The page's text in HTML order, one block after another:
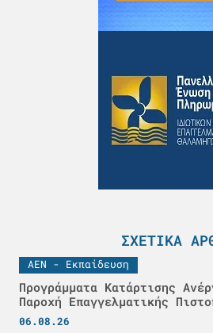
ΣΧΕΤΙΚΆ
ΑΕΝ - Εκπαίδευση
Προγράμματα Κατάρτισης
Παροχή Επαγγελματικής
06.08.26